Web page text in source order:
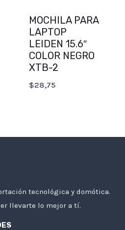
MOCHILA PARA
LAPTOP
LEIDEN 15.6″
COLOR NEGRO
XTB-2
$28,75
tecnológica y domótica.
llevarte lo mejor a tí.